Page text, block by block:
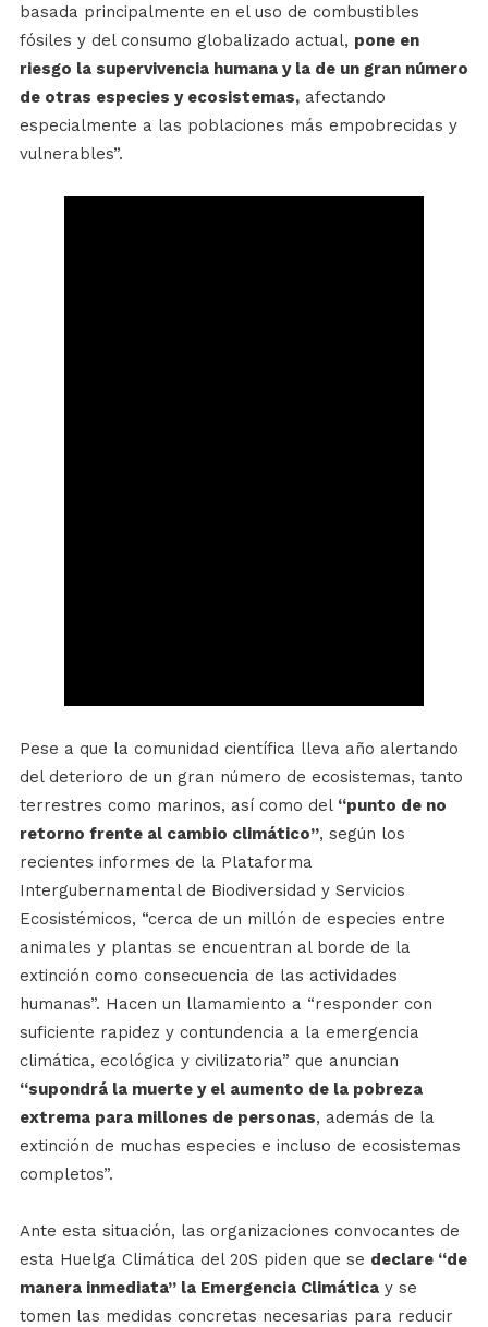
basada principalmente en el uso de combustibles
fósiles y del consumo globalizado actual, pone en
riesgo la supervivencia humana y la de un gran número
de otras especies y ecosistemas,afectando
especialmente a las poblaciones más empobrecidas y
vulnerables”.
Pese a que la comunidad científica lleva año alertando
del deterioro de un gran número de ecosistemas, tanto
terrestres como marinos, así como del “punto de no
retorno frente al cambio climático”, según los
recientes informes de la Plataforma
Intergubernamental de Biodiversidad y Servicios
Ecosistémicos, “cerca de un millón de especies entre
animales y plantas se encuentran al borde de la
extinción como consecuencia de las actividades
humanas”. Hacen un llamamiento a “responder con
suficiente rapidez y contundencia a la emergencia
climática, ecológica y civilizatoria” que anuncian
“supondrá la muerte y el aumento de la pobreza
extrema para millones de personas, además de la
extinción de muchas especies e incluso de ecosistemas
completos”.
Ante esta situación, las organizaciones convocantes de
esta Huelga Climática del 20S piden que se declare “de
manera inmediata” la Emergencia Climáticay se
tomen las medidas concretas necesarias para reducir